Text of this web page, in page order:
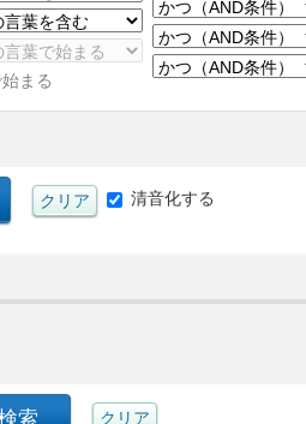
始まる
清音化する